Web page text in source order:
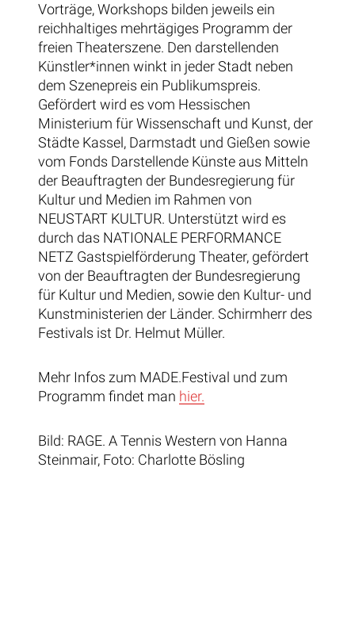
Vorträge, Workshops bilden jeweils ein
reichhaltiges mehrtägiges Programm der
freien Theaterszene. Den darstellenden
Künstler*innen winkt in jeder Stadt neben
dem Szenepreis ein Publikumspreis.
Gefördert wird es vom Hessischen
Ministerium für Wissenschaft und Kunst, der
Städte Kassel, Darmstadt und Gießen sowie
vom Fonds Darstellende Künste aus Mitteln
der Beauftragten der Bundesregierung für
Kultur und Medien im Rahmen von
NEUSTART KULTUR. Unterstützt wird es
durch das NATIONALE PERFORMANCE
NETZ Gastspielförderung Theater, gefördert
von der Beauftragten der Bundesregierung
für Kultur und Medien, sowie den Kultur- und
Kunstministerien der Länder. Schirmherr des
Festivals ist Dr. Helmut Müller.
Mehr Infos zum MADE.Festival und zum
Programm findet man hier.
Bild: RAGE. A Tennis Western von Hanna
Steinmair, Foto: Charlotte Bösling